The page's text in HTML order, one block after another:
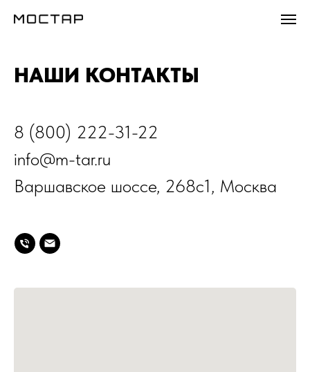
НАШИ КОНТАКТЫ
8 (800) 222-31-22
info@m-tar.ru
Варшавское шоссе, 268с1, Москва